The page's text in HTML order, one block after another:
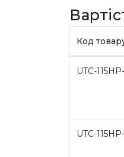
Код
UTC-
UTC-